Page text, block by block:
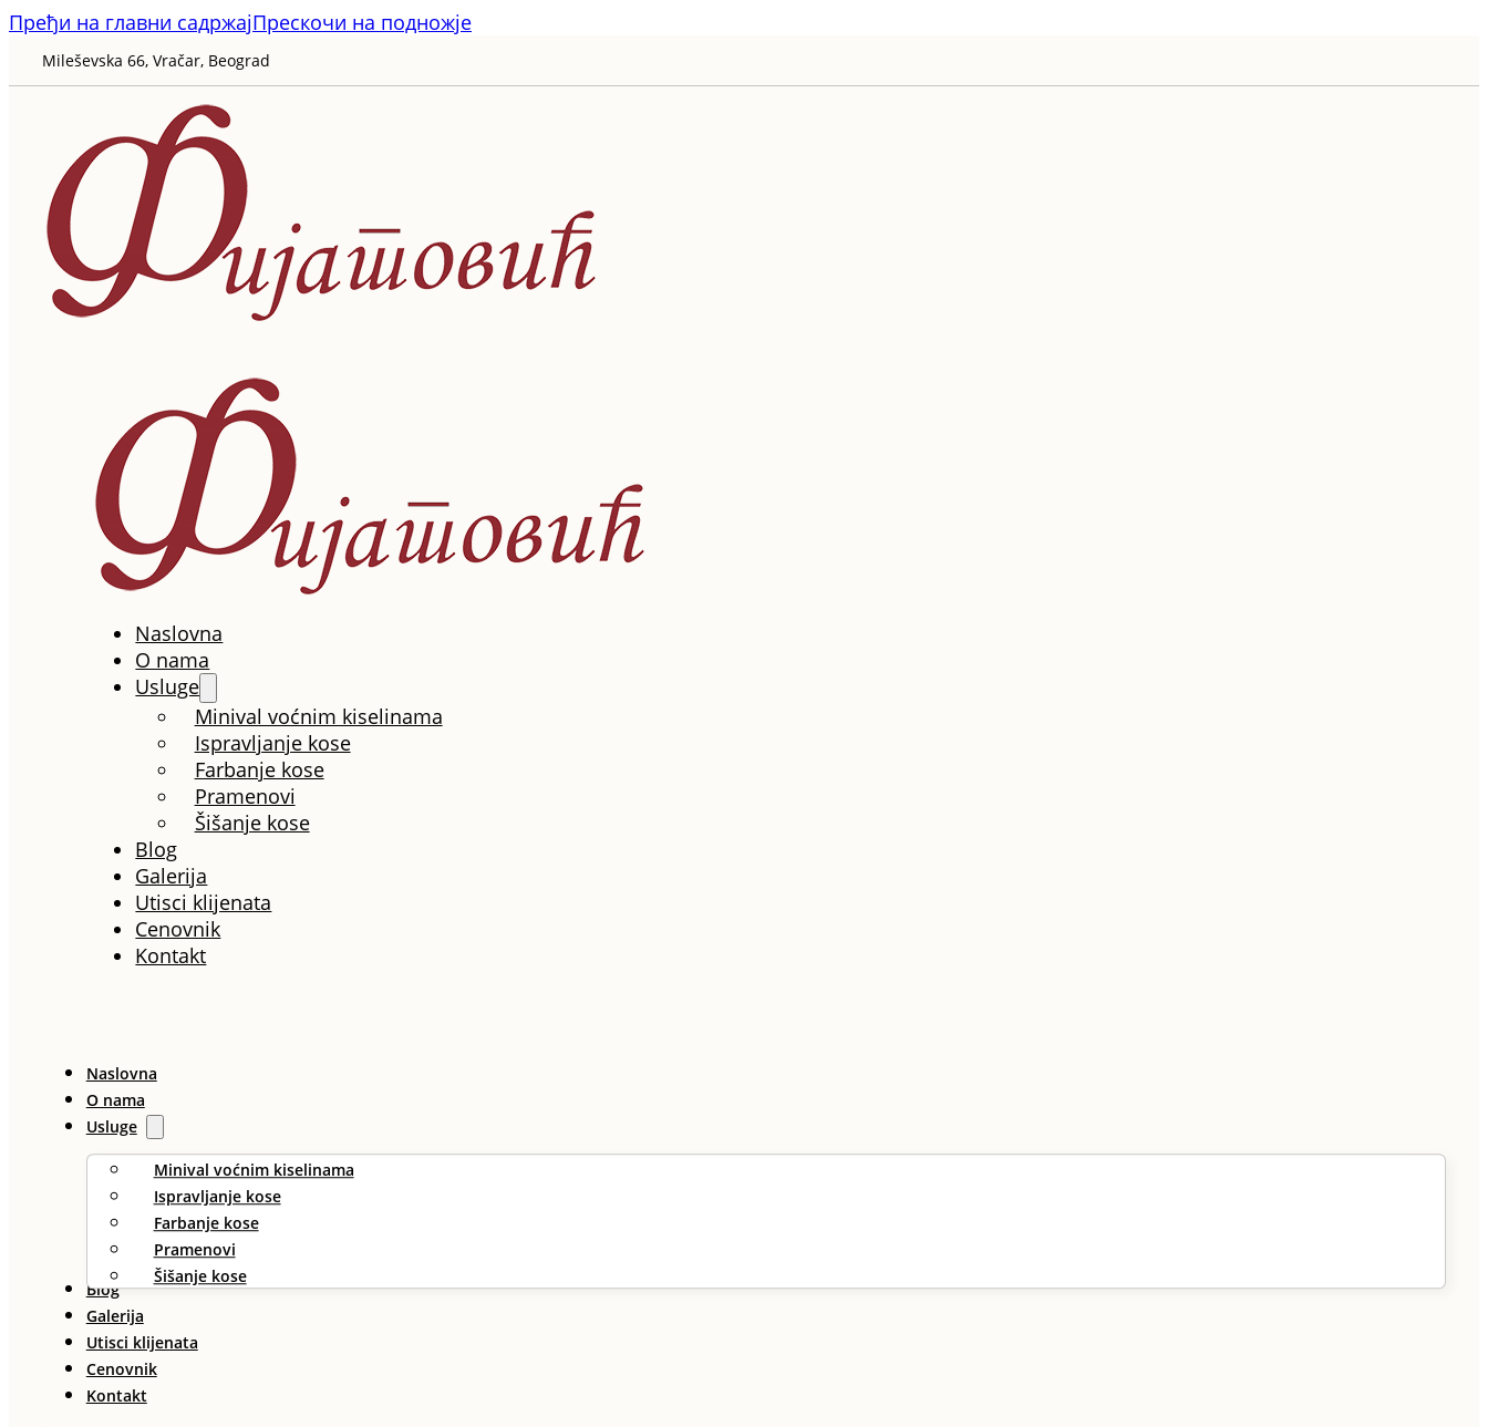
Пређи на главни садржајПрескочи на подножје
Mileševska 66, Vračar, Beograd
Naslovna
O nama
Usluge
Minival voćnim kiselinama
Ispravljanje kose
Farbanje kose
Pramenovi
Šišanje kose
Blog
Galerija
Utisci klijenata
Cenovnik
Kontakt
Naslovna
O nama
Usluge
Minival voćnim kiselinama
Ispravljanje kose
Farbanje kose
Pramenovi
Šišanje kose
Blog
Galerija
Utisci klijenata
Cenovnik
Kontakt